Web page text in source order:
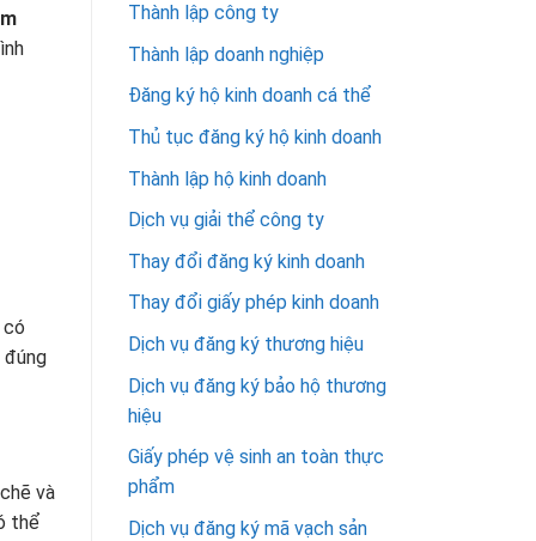
có
đúng
và
thể
Thành lập công ty
Thành lập doanh nghiệp
Đăng ký hộ kinh doanh cá thể
Thủ tục đăng ký hộ kinh doanh
Thành lập hộ kinh doanh
Dịch vụ giải thể công ty
Thay đổi đăng ký kinh doanh
Thay đổi giấy phép kinh doanh
Dịch vụ đăng ký thương hiệu
Dịch vụ đăng ký bảo hộ thương
hiệu
Giấy phép vệ sinh an toàn thực
phẩm
Dịch vụ đăng ký mã vạch sản